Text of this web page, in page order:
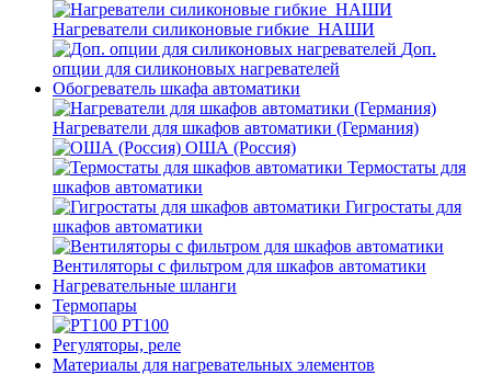
Нагреватели силиконовые гибкие_НАШИ
Доп.
опции для силиконовых нагревателей
Обогреватель шкафа автоматики
Нагреватели для шкафов автоматики (Германия)
ОША (Россия)
Термостаты для
шкафов автоматики
Гигростаты для
шкафов автоматики
Вентиляторы с фильтром для шкафов автоматики
Нагревательные шланги
Термопары
PT100
Регуляторы, реле
Материалы для нагревательных элементов